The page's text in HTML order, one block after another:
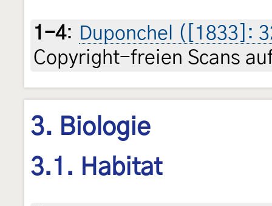
1-4: Duponchel ([1833]:
Copyright-freien Scans
3. Biologie
3.1. Habitat